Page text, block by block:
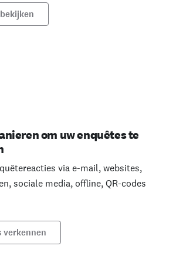
om uw enquêtes te
via e-mail, websites,
sociale media, offline, QR-codes
verkennen